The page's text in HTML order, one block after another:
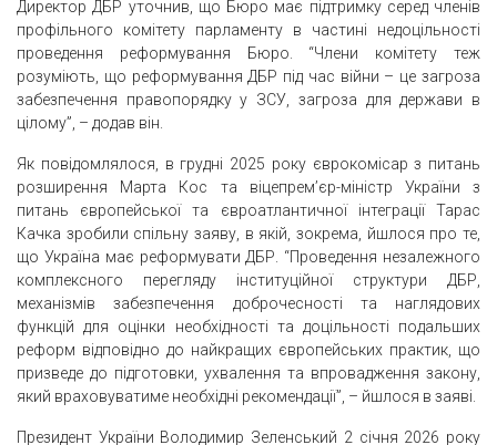
Директор ДБР уточнив, що Бюро має підтримку серед членів
профільного комітету парламенту в частині недоцільності
проведення реформування Бюро. “Члени комітету теж
розуміють, що реформування ДБР під час війни – це загроза
забезпечення правопорядку у ЗСУ, загроза для держави в
цілому”, – додав він.
Як повідомлялося, в грудні 2025 року єврокомісар з питань
розширення Марта Кос та віцепрем’єр-міністр України з
питань європейської та євроатлантичної інтеграції Тарас
Качка зробили спільну заяву, в якій, зокрема, йшлося про те,
що Україна має реформувати ДБР. “Проведення незалежного
комплексного перегляду інституційної структури ДБР,
механізмів забезпечення доброчесності та наглядових
функцій для оцінки необхідності та доцільності подальших
реформ відповідно до найкращих європейських практик, що
призведе до підготовки, ухвалення та впровадження закону,
який враховуватиме необхідні рекомендації”, – йшлося в заяві.
Президент України Володимир Зеленський 2 січня 2026 року